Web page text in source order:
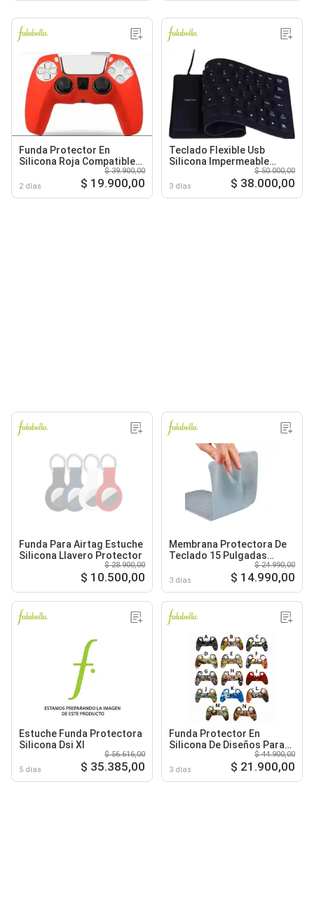
Funda Protector En
Silicona Roja Compatible
2 días
$ 39.900,00
$ 19.900,00
Teclado Flexible Usb
Silicona Impermeable
3 días
$ 50.000,00
$ 38.000,00
Funda Para Airtag Estuche
Silicona Llavero Protector
$ 28.900,00
$ 10.500,00
Membrana Protectora De
Teclado 15 Pulgadas
3 días
$ 24.990,00
$ 14.990,00
Estuche Funda Protectora
Silicona Dsi Xl
5 días
$ 56.616,00
$ 35.385,00
Funda Protector En
Silicona De Diseños Para
3 días
$ 44.900,00
$ 21.900,00